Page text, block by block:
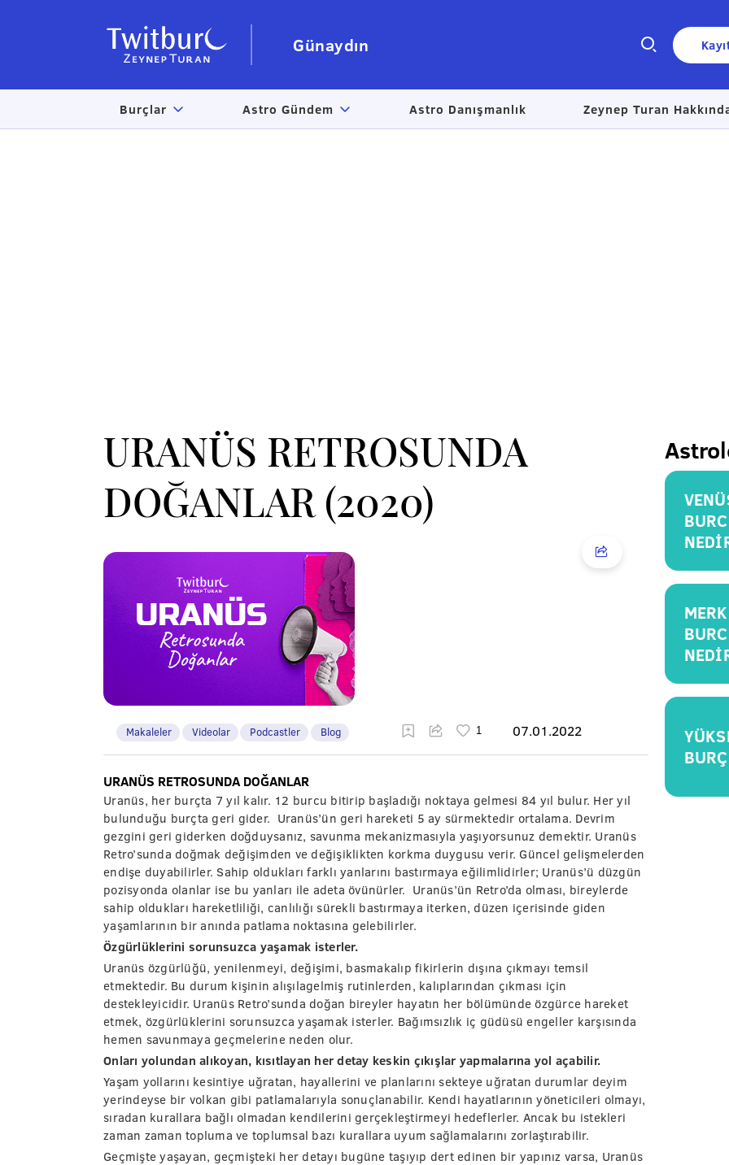
Günaydın
Burçlar Astro Gündem Astro Danışmanlık Zeynep Turan
URANÜS RETROSUNDA
DOĞANLAR (2020)
Makaleler Videolar Podcastler Blog 07.01.2022
URANÜS RETROSUNDA DOĞANLAR
Uranüs, her burçta 7 yıl kalır. 12 burcu bitirip başladığı noktaya gelmesi 84 yıl bulur. Her yıl
bulunduğu burçta geri gider. Uranüs’ün geri hareketi 5 ay sürmektedir ortalama. Devrim
gezgini geri giderken doğduysanız, savunma mekanizmasıyla yaşıyorsunuz demektir. Uranüs
Retro’sunda doğmak değişimden ve değişiklikten korkma duygusu verir. Güncel gelişmelerden
endişe duyabilirler. Sahip oldukları farklı yanlarını bastırmaya eğilimlidirler; Uranüs’ü düzgün
pozisyonda olanlar ise bu yanları ile adeta övünürler. Uranüs’ün Retro’da olması, bireylerde
sahip oldukları hareketliliği, canlılığı sürekli bastırmaya iterken, düzen içerisinde giden
yaşamlarının bir anında patlama noktasına gelebilirler.
Özgürlüklerini sorunsuzca yaşamak isterler.
Uranüs özgürlüğü, yenilenmeyi, değişimi, basmakalıp fikirlerin dışına çıkmayı temsil
etmektedir. Bu durum kişinin alışılagelmiş rutinlerden, kalıplarından çıkması için
destekleyicidir. Uranüs Retro’sunda doğan bireyler hayatın her bölümünde özgürce hareket
etmek, özgürlüklerini sorunsuzca yaşamak isterler. Bağımsızlık iç güdüsü engeller karşısında
hemen savunmaya geçmelerine neden olur.
Onları yolundan alıkoyan, kısıtlayan her detay keskin çıkışlar yapmalarına yol açabilir.
Yaşam yollarını kesintiye uğratan, hayallerini ve planlarını sekteye uğratan durumlar deyim
yerindeyse bir volkan gibi patlamalarıyla sonuçlanabilir. Kendi hayatlarının yöneticileri olmayı,
sıradan kurallara bağlı olmadan kendilerini gerçekleştirmeyi hedeflerler. Ancak bu istekleri
zaman zaman topluma ve toplumsal bazı kurallara uyum sağlamalarını zorlaştırabilir.
Geçmişte yaşayan, geçmişteki her detayı bugüne taşıyıp dert edinen bir yapınız varsa, Uranüs
BURÇ